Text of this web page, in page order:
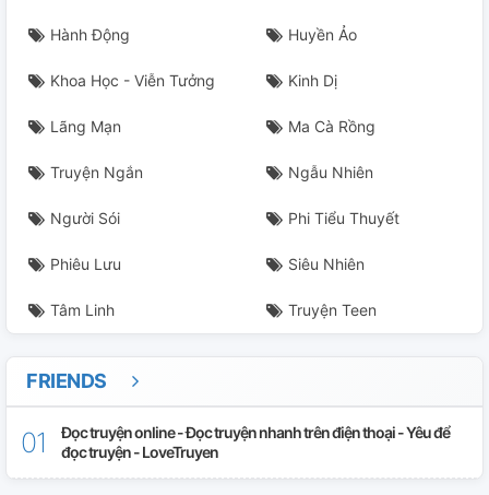
Hành Động Huyền Ảo
Khoa Học - Viễn Tưởng Kinh Dị
Lãng Mạn Ma Cà Rồng
Truyện Ngắn Ngẫu Nhiên
Người Sói Phi Tiểu Thuyết
Phiêu Lưu Siêu Nhiên
Tâm Linh Truyện Teen
FRIENDS
Đọc truyện online - Đọc truyện nhanh trên điện thoại - Yêu để
đọc truyện - LoveTruyen